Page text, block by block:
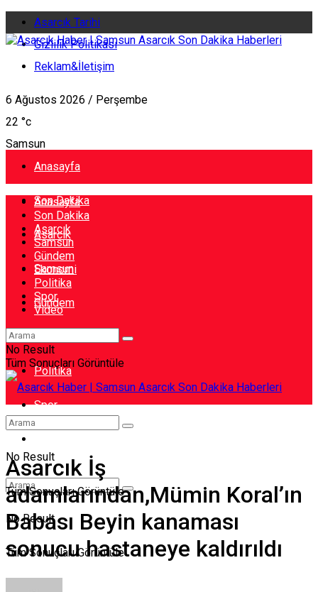
Asarcık Tarihi
Gizlilik Politikası
Reklam&İletişim
6 Ağustos 2026 / Perşembe
22 °c
Samsun
Anasayfa
Son Dakika
Asarcık
Samsun
Gündem
Ekonomi
Politika
Spor
No Result
Tüm Sonuçları Görüntüle
Anasayfa
Son Dakika
Asarcık
Samsun
Gündem
Ekonomi
Politika
Spor
Video
No Result
Tüm Sonuçları Görüntüle
No Result
Tüm Sonuçları Görüntüle
Asarcık İş
adamlarından,Mümin Koral’ın
Babası Beyin kanaması
sonucu hastaneye kaldırıldı